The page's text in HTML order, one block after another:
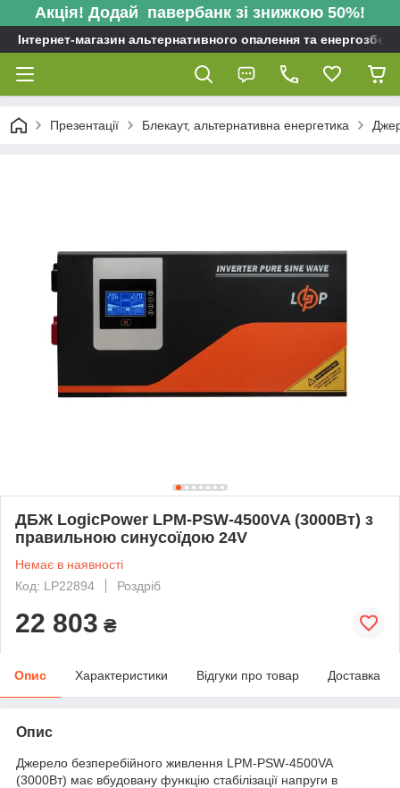
Акція! Додай павербанк зі знижкою 50%!
Інтернет-магазин альтернативного опалення та
Презентації Блекаут, альтернативна енергетика
ДБЖ LogicPower LPM-PSW-4500VA (3000Вт) з
правильною синусоїдою 24V
Немає в наявності
Код: LP22894
Роздріб
22 803 ₴
Опис Характеристики Відгуки про товар Доставка
Опис
Джерело безперебійного живлення LPM-PSW-4500VA
(3000Вт) має вбудовану функцію стабілізації напруги в